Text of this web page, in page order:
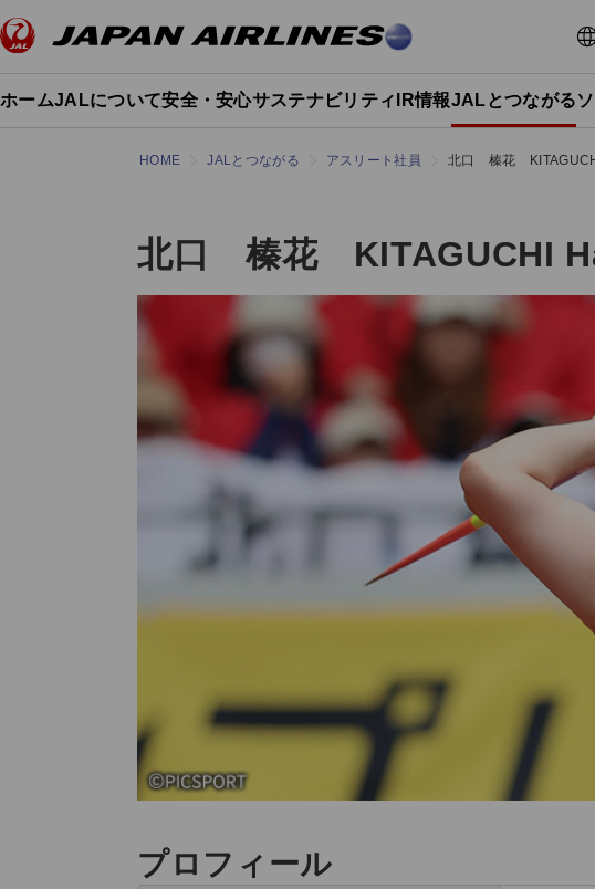
ホームJALについて安全・安心サステナビリティ IR情報JALとつながる
HOME JALとつながる アスリート社員 北口 榛花
北口 榛花 KITAGUCHI
プロフィール